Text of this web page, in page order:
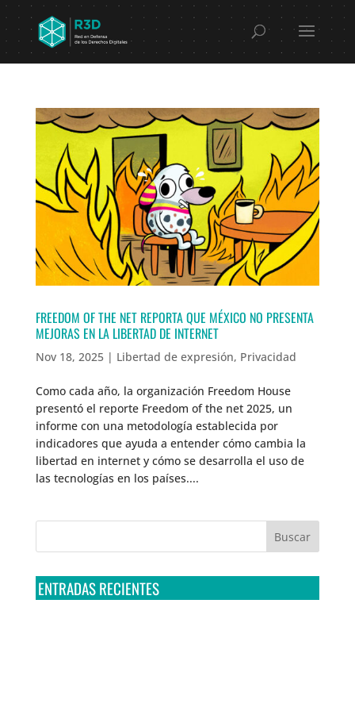
FREEDOM OF THE NET REPORTA QUE MÉXICO NO PRESENTA
MEJORAS EN LA LIBERTAD DE INTERNET
Nov 18, 2025| Libertad de expresión, Privacidad
Como cada año, la organización Freedom House
presentó el reporte Freedom of the net 2025, un
informe con una metodología establecida por
indicadores que ayuda a entender cómo cambia la
libertad en internet y cómo se desarrolla el uso de
las tecnologías en los países....
ENTRADAS RECIENTES